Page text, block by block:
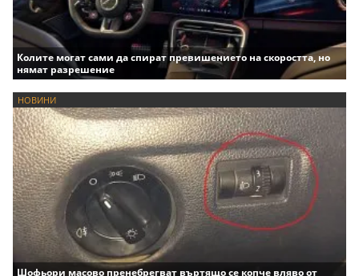
Колите могат сами да спират превишението на скоростта, но
нямат разрешение
НОВИНИ
Шофьори масово пренебрегват въртящо се копче вляво от